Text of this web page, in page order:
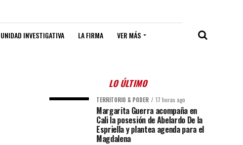
UNIDAD INVESTIGATIVA LA FIRMA VER MÁS
LO ÚLTIMO
TERRITORIO & PODER 17 horas ago
Margarita Guerra acompaña en
Cali la posesión de Abelardo De la
Espriella y plantea agenda para el
Magdalena